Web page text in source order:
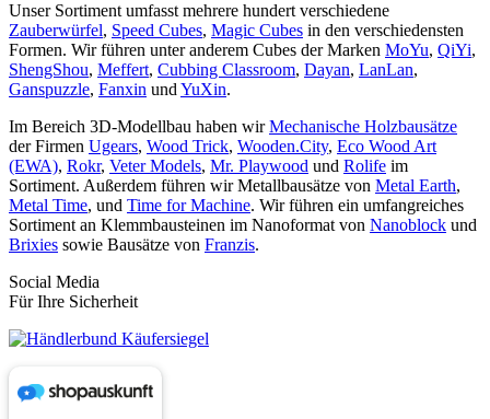
Unser Sortiment umfasst mehrere hundert verschiedene
Zauberwürfel, Speed Cubes, Magic Cubes in den verschiedensten
Formen. Wir führen unter anderem Cubes der Marken MoYu, QiYi,
ShengShou, Meffert, Cubbing Classroom, Dayan, LanLan,
Ganspuzzle, Fanxin und YuXin.
Im Bereich 3D-Modellbau haben wirMechanische Holzbausätze
der Firmen Ugears, Wood Trick, Wooden.City, Eco Wood Art
(EWA), Rokr, Veter Models, Mr. Playwood und Rolife im
Sortiment. Außerdem führen wir Metallbausätze von Metal Earth,
Metal Time, und Time for Machine. Wir führen ein umfangreiches
Sortiment an Klemmbausteinen im Nanoformat von Nanoblock und
Brixies sowie Bausätze von Franzis.
Social Media
Für Ihre Sicherheit